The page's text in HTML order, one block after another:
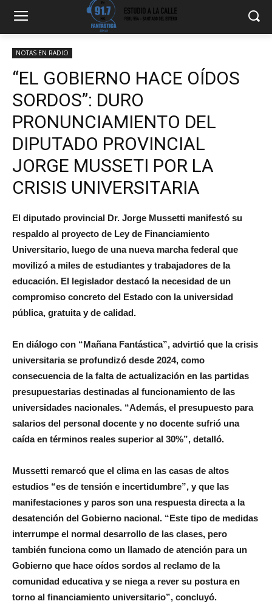
NOTAS EN RADIO
“EL GOBIERNO HACE OÍDOS
SORDOS”: DURO
PRONUNCIAMIENTO DEL
DIPUTADO PROVINCIAL
JORGE MUSSETI POR LA
CRISIS UNIVERSITARIA
El diputado provincial Dr. Jorge Mussetti manifestó su
respaldo al proyecto de Ley de Financiamiento
Universitario, luego de una nueva marcha federal que
movilizó a miles de estudiantes y trabajadores de la
educación. El legislador destacó la necesidad de un
compromiso concreto del Estado con la universidad
pública, gratuita y de calidad.
En diálogo con “Mañana Fantástica”, advirtió que la crisis
universitaria se profundizó desde 2024, como
consecuencia de la falta de actualización en las partidas
presupuestarias destinadas al funcionamiento de las
universidades nacionales. “Además, el presupuesto para
salarios del personal docente y no docente sufrió una
caída en términos reales superior al 30%”, detalló.
Mussetti remarcó que el clima en las casas de altos
estudios “es de tensión e incertidumbre”, y que las
manifestaciones y paros son una respuesta directa a la
desatención del Gobierno nacional. “Este tipo de medidas
interrumpe el normal desarrollo de las clases, pero
también funciona como un llamado de atención para un
Gobierno que hace oídos sordos al reclamo de la
comunidad educativa y se niega a rever su postura en
torno al financiamiento universitario”, concluyó.